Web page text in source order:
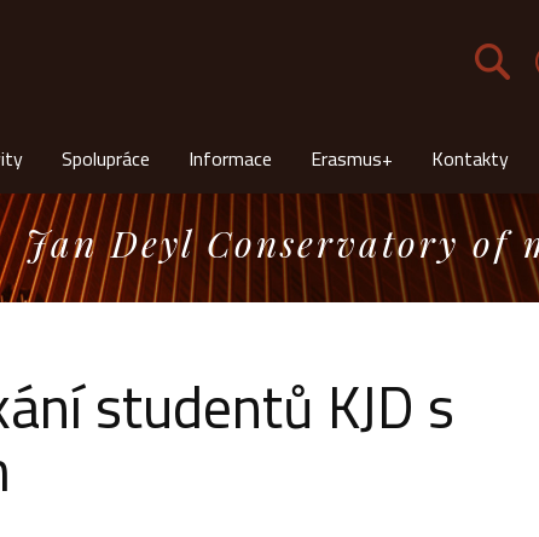
Spolupráce Informace Erasmus+ Kontakty
Jan Deyl Conservatory of
studentů KJD s